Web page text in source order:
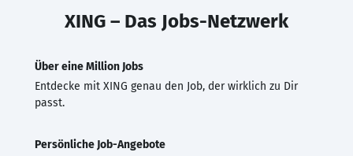
XING – Das Jobs-Netzwerk
Über eine Million Jobs
Entdecke mit XING genau den Job, der wirklich zu Dir
passt.
Persönliche Job-Angebote